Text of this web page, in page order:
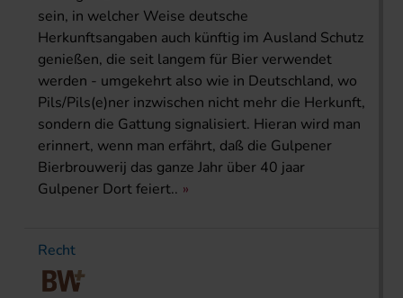
sein, in welcher Weise deutsche
Herkunftsangaben auch künftig im Ausland Schutz
genießen, die seit langem für Bier verwendet
werden - umgekehrt also wie in Deutschland, wo
Pils/Pils(e)ner inzwischen nicht mehr die Herkunft,
sondern die Gattung signalisiert. Hieran wird man
erinnert, wenn man erfährt, daß die Gulpener
Bierbrouwerij das ganze Jahr über 40 jaar
Gulpener Dort feiert..
Recht